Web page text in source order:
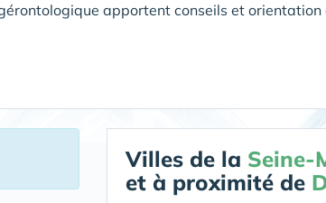
apportent conseils et orientation
Villes de la Seine-
et à proximité de